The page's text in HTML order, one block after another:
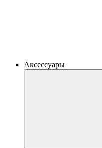
Аксессуары